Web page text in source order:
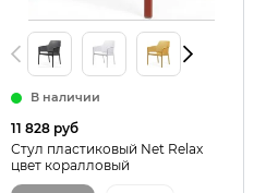
В наличии
11 828 руб
Стул пластиковый Net Relax
цвет коралловый